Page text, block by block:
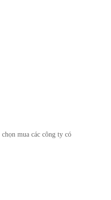
mua các công ty có